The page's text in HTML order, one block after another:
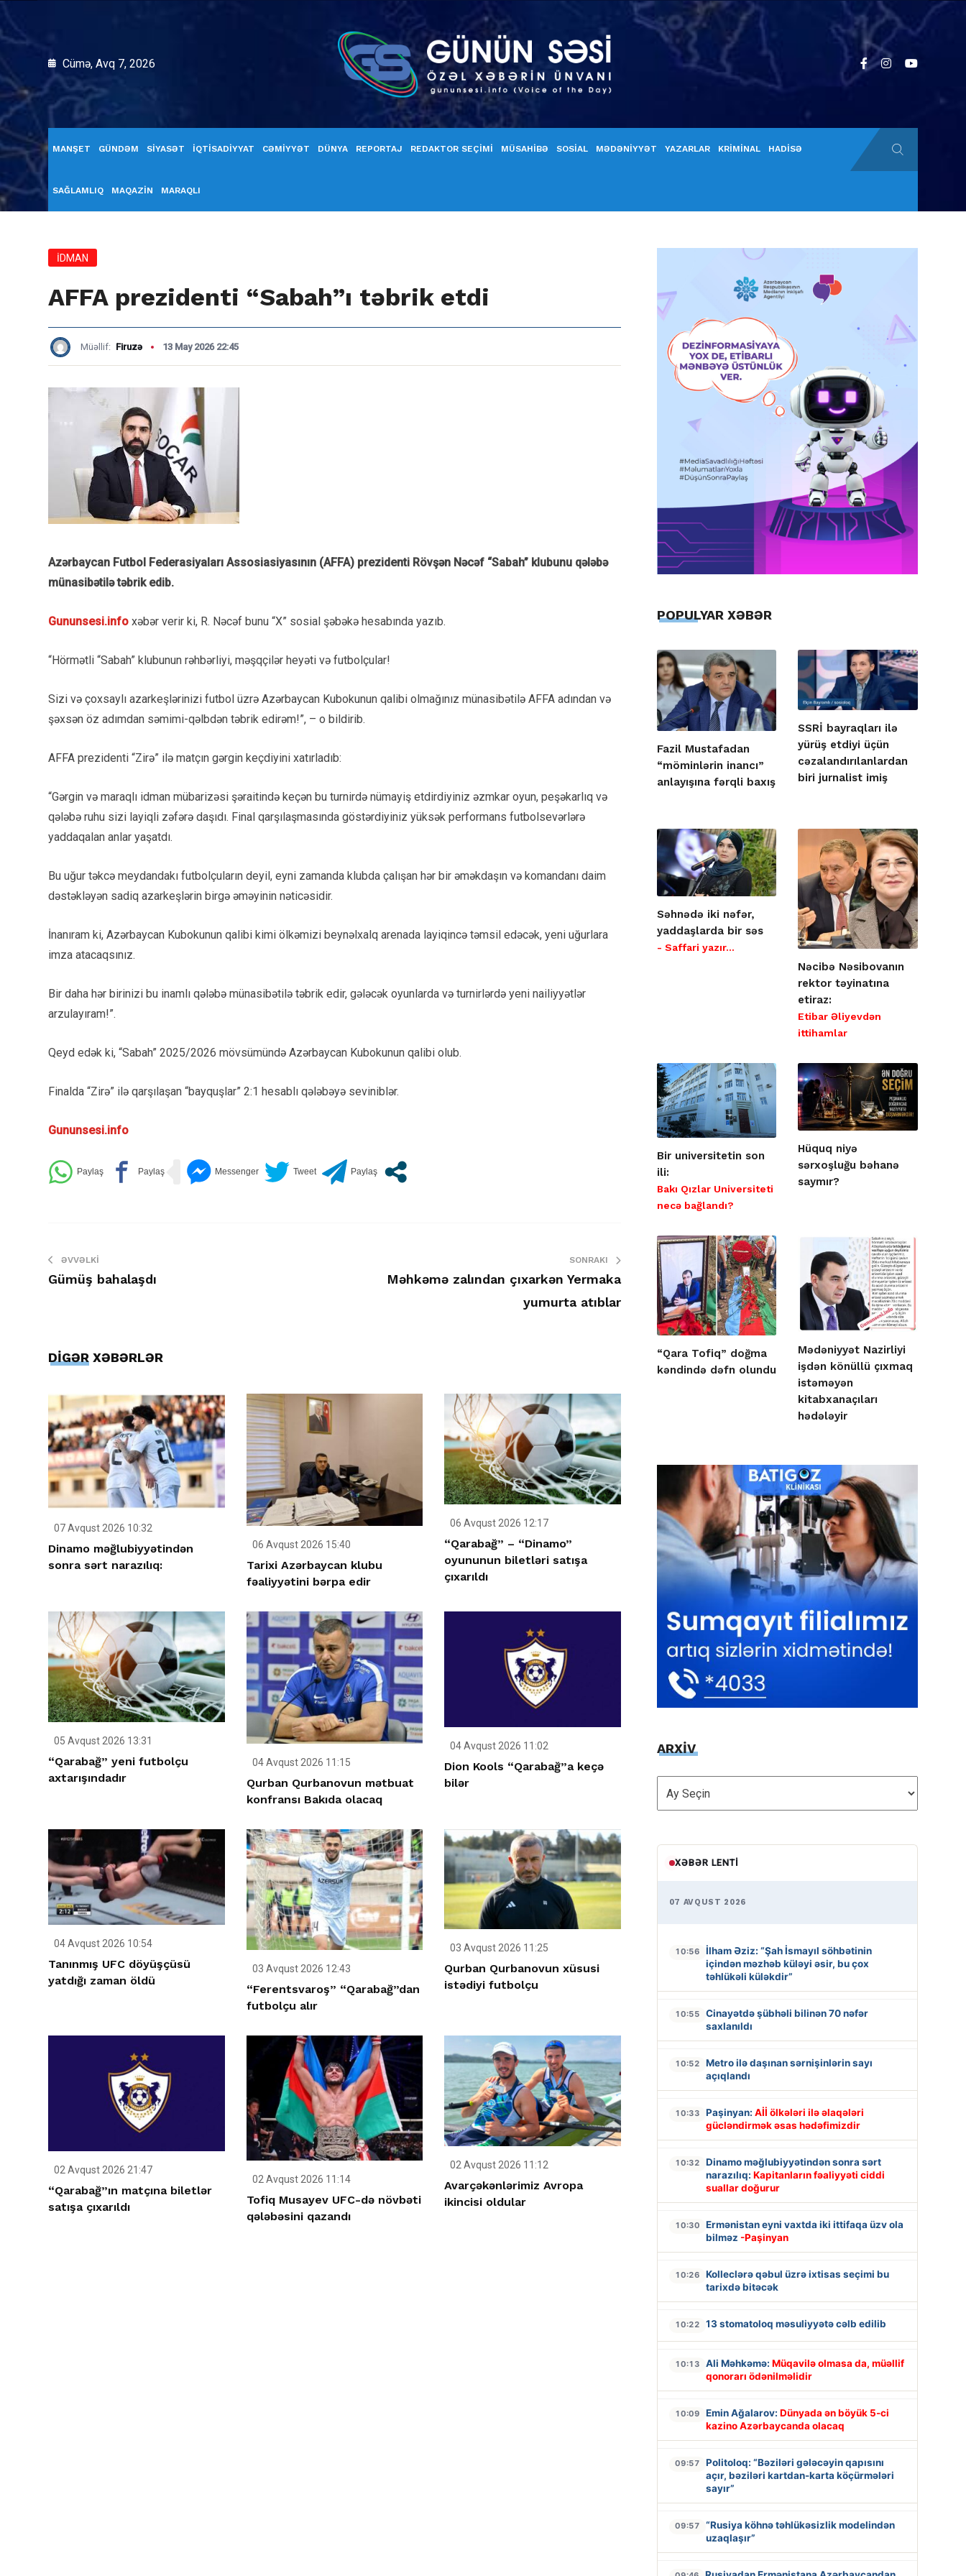
Cümə, Avq 7, 2026
MANŞET GÜNDƏM SİYASƏT İQTİSADİYYAT CƏMİYYƏT DÜNYA REPORTAJ REDAKTOR SEÇİMİ MÜSAHİBƏ SOSİAL MƏDƏNİYYƏT YAZARLAR KRİMİNAL HADİSƏ
SAĞLAMLIQ MAQAZİN MARAQLI
İDMAN
AFFA prezidenti “Sabah”ı təbrik etdi
Müəllif: Firuzə 13 May 2026 22:45
Azərbaycan Futbol Federasiyaları Assosiasiyasının (AFFA) prezidenti Rövşən Nəcəf “Sabah” klubunu qələbə
münasibətilə təbrik edib.
Gununsesi.info xəbər verir ki, R. Nəcəf bunu “X” sosial şəbəkə hesabında yazıb.
“Hörmətli “Sabah” klubunun rəhbərliyi, məşqçilər heyəti və futbolçular!
Sizi və çoxsaylı azarkeşlərinizi futbol üzrə Azərbaycan Kubokunun qalibi olmağınız münasibətilə AFFA adından və
şəxsən öz adımdan səmimi-qəlbdən təbrik edirəm!”, – o bildirib.
AFFA prezidenti “Zirə” ilə matçın gərgin keçdiyini xatırladıb:
“Gərgin və maraqlı idman mübarizəsi şəraitində keçən bu turnirdə nümayiş etdirdiyiniz əzmkar oyun, peşəkarlıq və
qələbə ruhu sizi layiqli zəfərə daşıdı. Final qarşılaşmasında göstərdiyiniz yüksək performans futbolsevərlərə
yaddaqalan anlar yaşatdı.
Bu uğur təkcə meydandakı futbolçuların deyil, eyni zamanda klubda çalışan hər bir əməkdaşın və komandanı daim
dəstəkləyən sadiq azarkeşlərin birgə əməyinin nəticəsidir.
İnanıram ki, Azərbaycan Kubokunun qalibi kimi ölkəmizi beynəlxalq arenada layiqincə təmsil edəcək, yeni uğurlara
imza atacaqsınız.
Bir daha hər birinizi bu inamlı qələbə münasibətilə təbrik edir, gələcək oyunlarda və turnirlərdə yeni nailiyyətlər
arzulayıram!”.
Qeyd edək ki, “Sabah” 2025/2026 mövsümündə Azərbaycan Kubokunun qalibi olub.
Finalda “Zirə” ilə qarşılaşan “bayquşlar” 2:1 hesablı qələbəyə seviniblər.
Gununsesi.info
ƏVVƏLKI
Gümüş bahalaşdı
SONRAKI
Məhkəmə zalından çıxarkən Yermaka
yumurta atıblar
DİGƏR XƏBƏRLƏR
07 Avqust 2026 10:32
Dinamo məğlubiyyətindən
sonra sərt narazılıq:
06 Avqust 2026 15:40
Tarixi Azərbaycan klubu
fəaliyyətini bərpa edir
06 Avqust 2026 12:17
“Qarabağ” – “Dinamo”
oyununun biletləri satışa
çıxarıldı
05 Avqust 2026 13:31
“Qarabağ” yeni futbolçu
axtarışındadır
04 Avqust 2026 11:15
Qurban Qurbanovun mətbuat
konfransı Bakıda olacaq
04 Avqust 2026 11:02
Dion Kools “Qarabağ”a keçə
bilər
04 Avqust 2026 10:54
Tanınmış UFC döyüşçüsü
yatdığı zaman öldü
03 Avqust 2026 12:43
“Ferentsvaroş” “Qarabağ”dan
futbolçu alır
03 Avqust 2026 11:25
Qurban Qurbanovun xüsusi
istədiyi futbolçu
02 Avqust 2026 21:47
“Qarabağ”ın matçına biletlər
satışa çıxarıldı
02 Avqust 2026 11:14
Tofiq Musayev UFC-də növbəti
qələbəsini qazandı
02 Avqust 2026 11:12
Avarçəkənlərimiz Avropa
ikincisi oldular
POPULYAR XƏBƏR
Fazil Mustafadan
“möminlərin inancı”
anlayışına fərqli baxış
SSRİ bayraqları ilə
yürüş etdiyi üçün
cəzalandırılanlardan
biri jurnalist imiş
Səhnədə iki nəfər,
yaddaşlarda bir səs
- Saffari yazır…
Nəcibə Nəsibovanın
rektor təyinatına
etiraz:
Etibar Əliyevdən
ittihamlar
Bir universitetin son
ili:
Bakı Qızlar Universiteti
necə bağlandı?
Hüquq niyə
sərxoşluğu bəhanə
saymır?
“Qara Tofiq” doğma
kəndində dəfn olundu
Mədəniyyət Nazirliyi
işdən könüllü çıxmaq
istəməyən
kitabxanaçıları
hədələyir
ARXİV
ARXİV
XƏBƏR LENTI
07 AVQUST 2026
10:56
İlham Əziz: “Şah İsmayıl söhbətinin
içindən məzhəb küləyi əsir, bu çox
təhlükəli küləkdir”
10:55
Cinayətdə şübhəli bilinən 70 nəfər
saxlanıldı
10:52
Metro ilə daşınan sərnişinlərin sayı
açıqlandı
10:33 Paşinyan: Aİİ ölkələri ilə əlaqələri
gücləndirmək əsas hədəfimizdir
10:32
Dinamo məğlubiyyətindən sonra sərt
narazılıq: Kapitanların fəaliyyəti ciddi
suallar doğurur
10:30
Ermənistan eyni vaxtda iki ittifaqa üzv ola
bilməz -Paşinyan
10:26
Kolleclərə qəbul üzrə ixtisas seçimi bu
tarixdə bitəcək
10:22 13 stomatoloq məsuliyyətə cəlb edilib
10:13 Ali Məhkəmə: Müqavilə olmasa da, müəllif
qonorarı ödənilməlidir
10:09 Emin Ağalarov: Dünyada ən böyük 5-ci
kazino Azərbaycanda olacaq
09:57
Politoloq: “Bəziləri gələcəyin qapısını
açır, bəziləri kartdan-karta köçürmələri
sayır”
09:57
“Rusiya köhnə təhlükəsizlik modelindən
uzaqlaşır”